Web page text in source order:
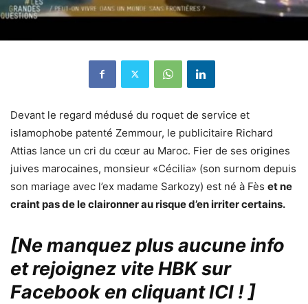
Devant le regard médusé du roquet de service et
islamophobe patenté Zemmour, le publicitaire Richard
Attias lance un cri du cœur au Maroc. Fier de ses origines
juives marocaines, monsieur «Cécilia» (son surnom depuis
son mariage avec l’ex madame Sarkozy) est né à Fès et ne
craint pas de le claironner au risque d’en irriter certains.
[Ne manquez plus aucune info
et rejoignez vite HBK sur
Facebook en cliquant ICI !]